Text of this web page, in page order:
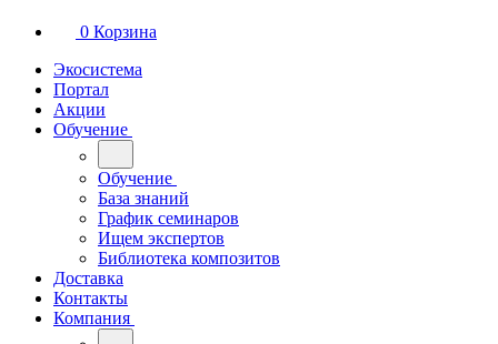
0 Корзина
Экосистема
Портал
Акции
Обучение
Обучение
База знаний
График семинаров
Ищем экспертов
Библиотека композитов
Доставка
Контакты
Компания